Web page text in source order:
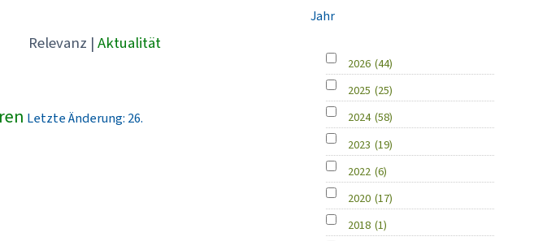
Relevanz | Aktualität
Letzte Änderung: 26.
Jahr
2026 (44)
2025 (25)
2024 (58)
2023 (19)
2022 (6)
2020 (17)
2018 (1)